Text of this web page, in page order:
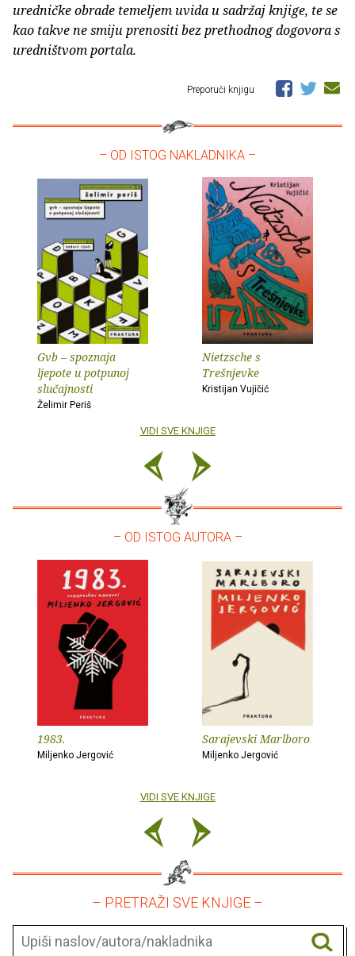
uredničke obrade temeljem uvida u sadržaj knjige, te se
kao takve ne smiju prenositi bez prethodnog dogovora s
uredništvom portala.
Preporuči knjigu
– OD ISTOG NAKLADNIKA –
Gvb – spoznaja
ljepote u potpunoj
slučajnosti
Želimir Periš
Nietzsche s
Trešnjevke
Kristijan Vujičić
VIDI SVE KNJIGE
– OD ISTOG AUTORA –
1983.
Miljenko Jergović
Sarajevski Marlboro
Miljenko Jergović
VIDI SVE KNJIGE
– PRETRAŽI SVE KNJIGE –